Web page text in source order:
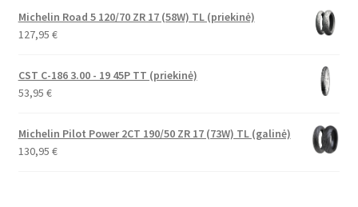
Michelin Road 5 120/70 ZR 17 (58W) TL (priekinė)
127,95 €
CST C-186 3.00 - 19 45P TT (priekinė)
53,95 €
Michelin Pilot Power 2CT 190/50 ZR 17 (73W) TL (galinė)
130,95 €